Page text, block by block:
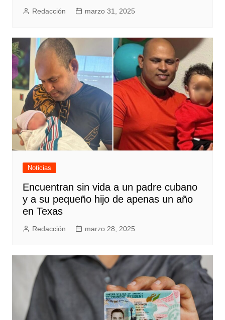
Redacción marzo 31, 2025
Noticias
Encuentran sin vida a un padre cubano
y a su pequeño hijo de apenas un año
en Texas
Redacción marzo 28, 2025